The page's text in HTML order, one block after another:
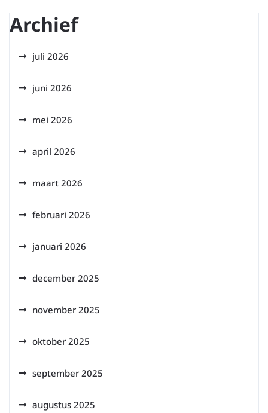
Archief
juli 2026
juni 2026
mei 2026
april 2026
maart 2026
februari 2026
januari 2026
december 2025
november 2025
oktober 2025
september 2025
augustus 2025